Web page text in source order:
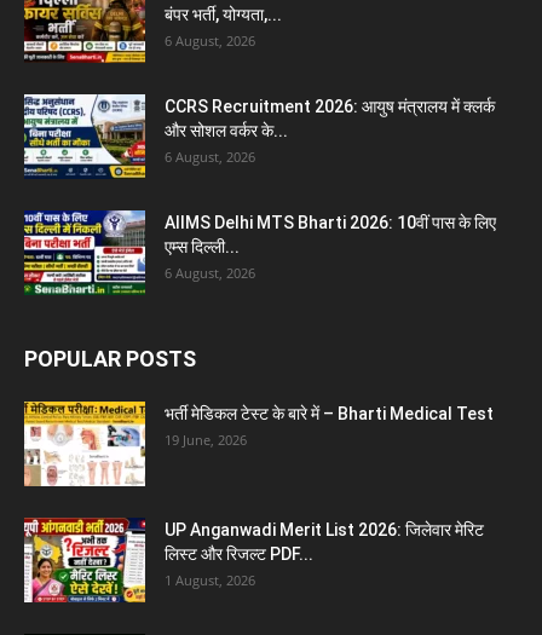
बंपर भर्ती, योग्यता,...
6 August, 2026
CCRS Recruitment 2026: आयुष मंत्रालय में क्लर्क
और सोशल वर्कर के...
6 August, 2026
AIIMS Delhi MTS Bharti 2026: 10वीं पास के लिए
एम्स दिल्ली...
6 August, 2026
POPULAR POSTS
भर्ती मेडिकल टेस्ट के बारे में – Bharti Medical Test
19 June, 2026
UP Anganwadi Merit List 2026: जिलेवार मेरिट
लिस्ट और रिजल्ट PDF...
1 August, 2026